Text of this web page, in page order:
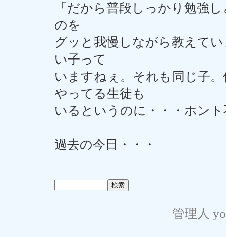
「だから普段しっかり勉強
のを
グッと我慢しながら教えて
い子って
いますねぇ。それも同じ子
やってる生徒も
いるというのに・・・ホン
過去の今日・・・
管理人